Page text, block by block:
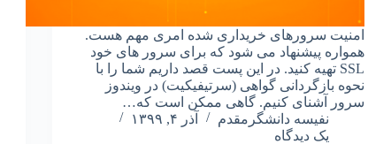
امنیت سرورهای خریداری شده امری مهم هست.
همواره پیشنهاد می شود که برای سرور های خود
SSL تهیه کنید. در این پست قصد داریم شما را با
نحوه بازگردانی گواهی (سرتیفیکیت) در ویندوز
سرور آشنای کنیم. گاهی ممکن است که…
نفیسه دانشگرمقدم
آذر ۴, ۱۳۹۹
یک دیدگاه